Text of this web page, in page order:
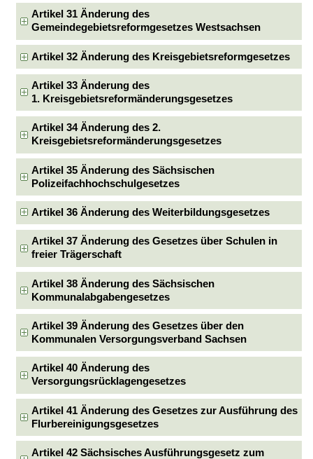
Artikel 31 Änderung des
Gemeindegebietsreformgesetzes Westsachsen
Artikel 32 Änderung des Kreisgebietsreformgesetzes
Artikel 33 Änderung des
1. Kreisgebietsreformänderungsgesetzes
Artikel 34 Änderung des 2.
Kreisgebietsreformänderungsgesetzes
Artikel 35 Änderung des Sächsischen
Polizeifachhochschulgesetzes
Artikel 36 Änderung des Weiterbildungsgesetzes
Artikel 37 Änderung des Gesetzes über Schulen in
freier Trägerschaft
Artikel 38 Änderung des Sächsischen
Kommunalabgabengesetzes
Artikel 39 Änderung des Gesetzes über den
Kommunalen Versorgungsverband Sachsen
Artikel 40 Änderung des
Versorgungsrücklagengesetzes
Artikel 41 Änderung des Gesetzes zur Ausführung des
Flurbereinigungsgesetzes
Artikel 42 Sächsisches Ausführungsgesetz zum